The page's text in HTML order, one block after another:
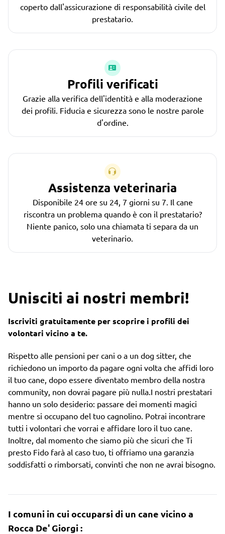
coperto dall'assicurazione di responsabilità civile del
prestatario.
Profili verificati
Grazie alla verifica dell'identità e alla moderazione
dei profili. Fiducia e sicurezza sono le nostre parole
d'ordine.
Assistenza veterinaria
Disponibile 24 ore su 24, 7 giorni su 7. Il cane
riscontra un problema quando è con il prestatario?
Niente panico, solo una chiamata ti separa da un
veterinario.
Unisciti ai nostri membri!
Iscriviti gratuitamente per scoprire i profili dei
volontari vicino a te.
Rispetto alle pensioni per cani o a un dog sitter, che
richiedono un importo da pagare ogni volta che affidi loro
il tuo cane, dopo essere diventato membro della nostra
community, non dovrai pagare più nulla.I nostri prestatari
hanno un solo desiderio: passare dei momenti magici
mentre si occupano del tuo cagnolino. Potrai incontrare
tutti i volontari che vorrai e affidare loro il tuo cane.
Inoltre, dal momento che siamo più che sicuri che Ti
presto Fido farà al caso tuo, ti offriamo una garanzia
soddisfatti o rimborsati, convinti che non ne avrai bisogno.
I comuni in cui occuparsi di un cane vicino a
Rocca De' Giorgi :